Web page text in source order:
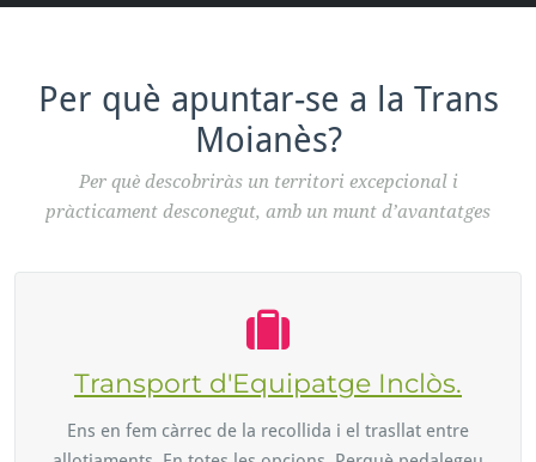
Per què apuntar-se a la Trans
Moianès?
Per què descobriràs un territori excepcional i
pràcticament desconegut, amb un munt d’avantatges
Transport d'Equipatge Inclòs.
Ens en fem càrrec de la recollida i el trasllat entre